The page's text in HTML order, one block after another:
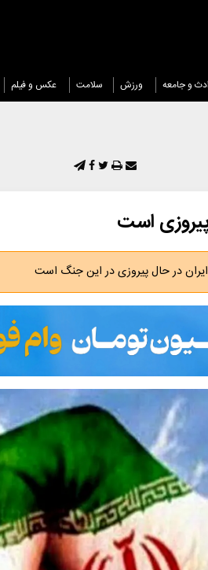
و جامعه ورزش سلامت عکس و فیلم
پیروزی است
در حال پیروزی در این جنگ است